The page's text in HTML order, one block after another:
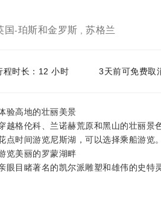
国-珀斯和金罗斯 苏格兰
程时长：12 小时 3天前可免费取
验高地的壮丽美景
越格伦科、兰诺赫荒原和黑山的壮丽景
点时间游览尼斯湖，可以选择乘船游览。
览美丽的罗蒙湖畔
眼目睹著名的凯尔派雕塑和雄伟的史特